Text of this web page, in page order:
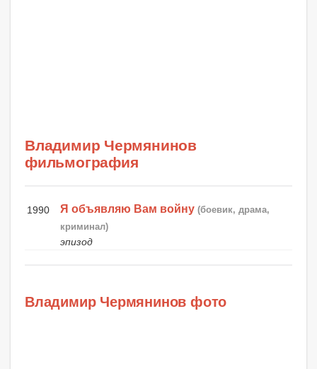
Владимир Чермянинов
фильмография
1990 Я объявляю Вам войну (боевик, драма,
криминал)
эпизод
Владимир Чермянинов фото